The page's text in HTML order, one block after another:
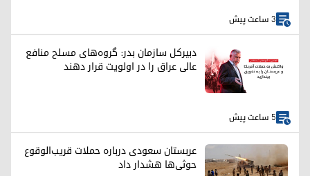
3 ساعت پیش
دبیرکل سازمان بدر: گروه‌های مسلح منافع
عالی عراق را در اولویت قرار دهند
5 ساعت پیش
عربستان سعودی درباره حملات قریب‌الوقوع
حوثی‌ها هشدار داد